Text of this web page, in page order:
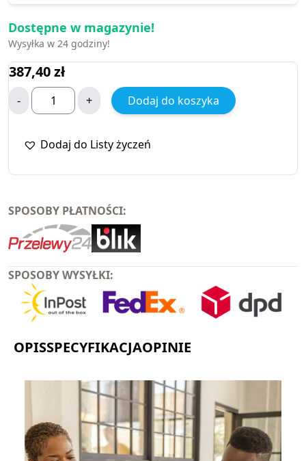
Dostępne w magazynie!
Wysyłka w 24 godziny!
387,40zł
- + Dodaj do koszyka
Dodaj do Listy życzeń
SPOSOBY PŁATNOŚCI:
SPOSOBY WYSYŁKI:
OPISSPECYFIKACJAOPINIE